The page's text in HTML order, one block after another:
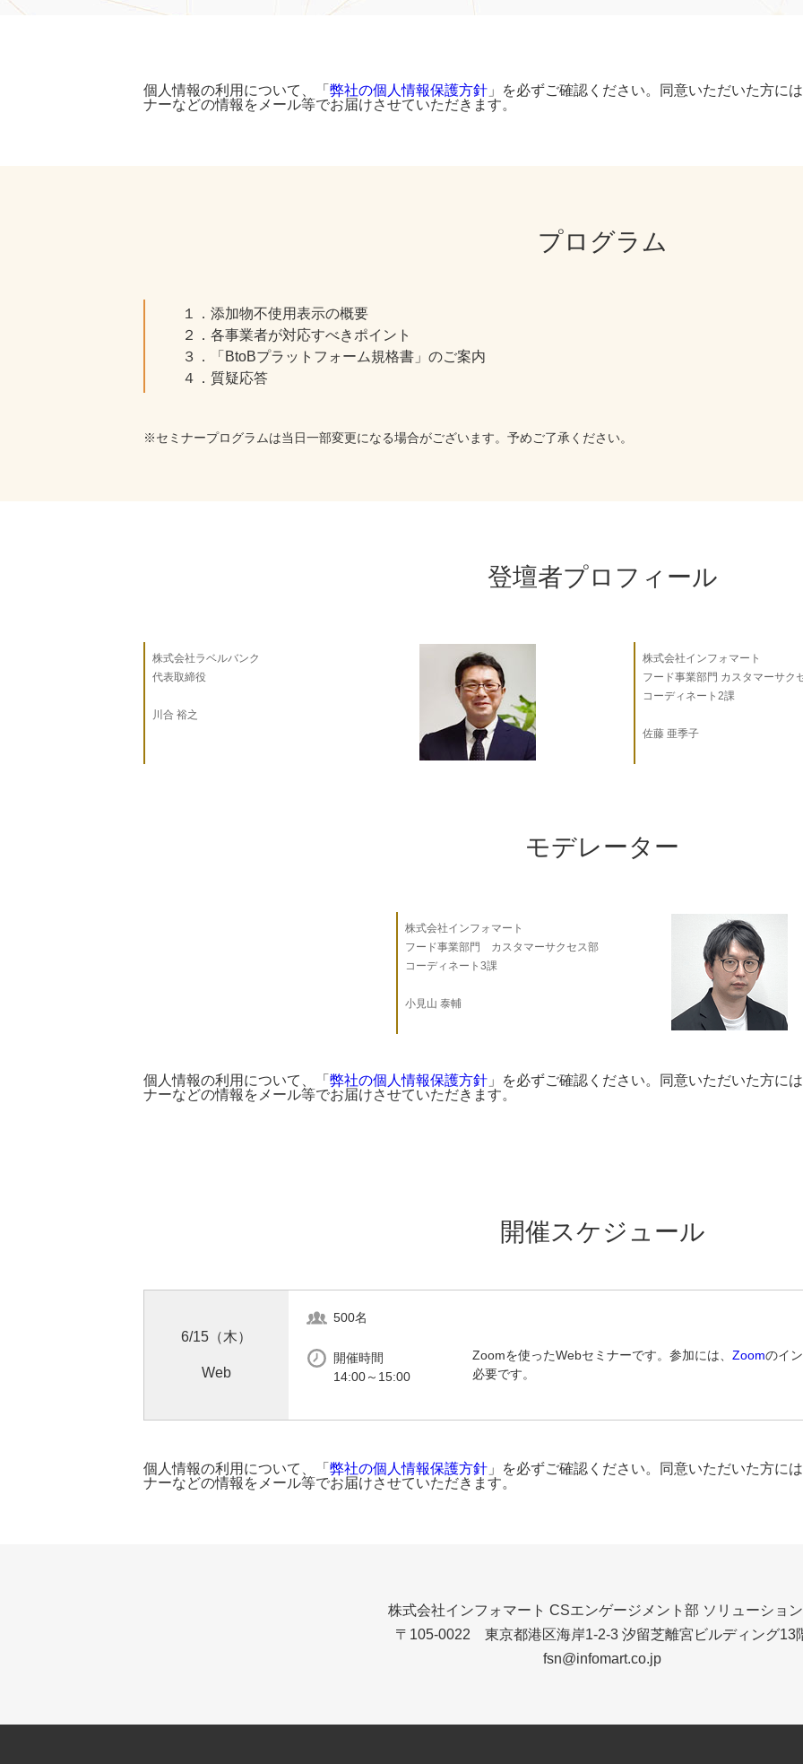
個人情報の利用について、「 弊社の個人情報保護方針 」を必ずご確認ください。同意いただいた方に
ナーなどの情報をメール等でお届けさせていただきます。
プログラム
１．添加物不使用表示の概要
２．各事業者が対応すべきポイント
３．「BtoBプラットフォーム規格書」のご案内
４．質疑応答
※セミナープログラムは当日一部変更になる場合がございます。予めご了承ください。
登壇者プロフィール
株式会社ラベルバンク
代表取締役
川合 裕之
株式会社インフォマート
フード事業部門 カスタマーサク
コーディネート2課
佐藤 亜季子
モデレーター
株式会社インフォマート
フード事業部門 カスタマーサクセス部
コーディネート3課
小見山 泰輔
個人情報の利用について、「 弊社の個人情報保護方針 」を必ずご確認ください。同意いただいた方に
ナーなどの情報をメール等でお届けさせていただきます。
開催スケジュール
6/15（木）
Web
500名
開催時間
14:00～15:00
Zoomを使ったWebセミナーです。参加には、 Zoomのイ
必要です。
個人情報の利用について、「 弊社の個人情報保護方針 」を必ずご確認ください。同意いただいた方に
ナーなどの情報をメール等でお届けさせていただきます。
株式会社インフォマート CSエンゲージメント部 ソリューショ
〒105-0022 東京都港区海岸1-2-3 汐留芝離宮ビルディング13
fsn@infomart.co.jp